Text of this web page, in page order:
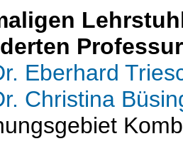
Eberhard
Christina